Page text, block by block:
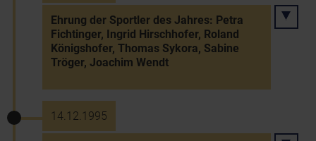
Ehrung der Sportler des Jahres: Petra
Fichtinger, Ingrid Hirschhofer, Roland
Königshofer, Thomas Sykora, Sabine
Tröger, Joachim Wendt
14.12.1995